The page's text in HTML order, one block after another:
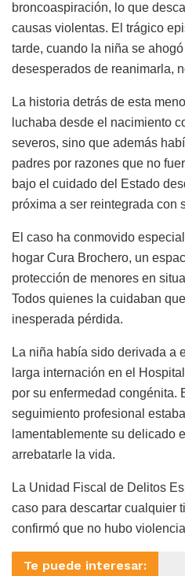
broncoaspiración, lo que
causas violentas. El trágico
tarde, cuando la niña se
desesperados de reanimarla,
La historia detrás de esta
luchaba desde el nacimiento
severos, sino que además
padres por razones que no
bajo el cuidado del Estado
próxima a ser reintegrada con
El caso ha conmovido
hogar Cura Brochero, un
protección de menores en
Todos quienes la cuidaban
inesperada pérdida.
La niña había sido derivada a
larga internación en el
por su enfermedad congénita.
seguimiento profesional
lamentablemente su delicado
arrebatarle la vida.
La Unidad Fiscal de Delitos
caso para descartar cualquier
confirmó que no hubo
Te puede interesar: